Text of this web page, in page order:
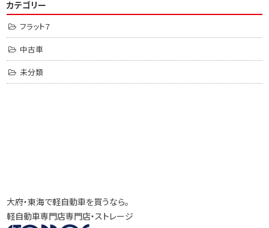
カテゴリー
フラット７
中古車
未分類
大府・東海で軽自動車を買うなら。
軽自動車専門店専門店・ストレージ